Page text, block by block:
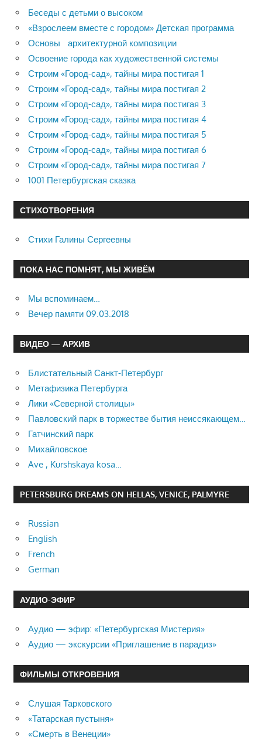
Беседы с детьми о высоком
«Взрослеем вместе с городом» Детская программа
Основы архитектурной композиции
Освоение города как художественной системы
Строим «Город-сад», тайны мира постигая 1
Строим «Город-сад», тайны мира постигая 2
Строим «Город-сад», тайны мира постигая 3
Строим «Город-сад», тайны мира постигая 4
Строим «Город-сад», тайны мира постигая 5
Строим «Город-сад», тайны мира постигая 6
Строим «Город-сад», тайны мира постигая 7
1001 Петербургская сказка
СТИХОТВОРЕНИЯ
Стихи Галины Сергеевны
ПОКА НАС ПОМНЯТ, МЫ ЖИВЁМ
Мы вспоминаем…
Вечер памяти 09.03.2018
ВИДЕО — АРХИВ
Блистательный Санкт-Петербург
Метафизика Петербурга
Лики «Северной столицы»
Павловский парк в торжестве бытия неиссякающем…
Гатчинский парк
Михайловское
Ave , Kurshskaya kosa…
PETERSBURG DREAMS ON HELLAS, VENICE, PALMYRE
Russian
English
French
German
АУДИО-ЭФИР
Аудио — эфир: «Петербургская Мистерия»
Аудио — экскурсии «Приглашение в парадиз»
ФИЛЬМЫ ОТКРОВЕНИЯ
Слушая Тарковского
«Татарская пустыня»
«Смерть в Венеции»